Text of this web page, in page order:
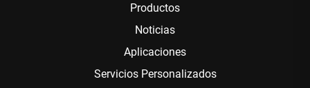
Productos
Noticias
Aplicaciones
Servicios Personalizados